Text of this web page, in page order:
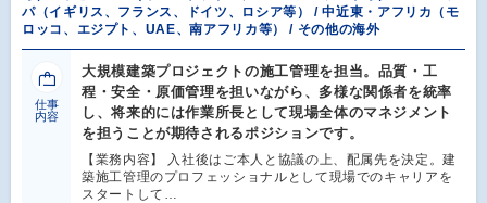
パ（イギリス、フランス、ドイツ、ロシア等） / 中近東・アフリカ（モ
ロッコ、エジプト、UAE、南アフリカ等） / その他の海外
仕事
内容
大規模建築プロジェクトの施工管理を担当。品質・工
程・安全・原価管理を担いながら、多様な関係者を統率
し、将来的には作業所長として現場全体のマネジメント
を担うことが期待されるポジションです。
【業務内容】 入社後はご本人と協議の上、配属先を決定。建
築施工管理のプロフェッショナルとして現場でのキャリアを
スタートして…